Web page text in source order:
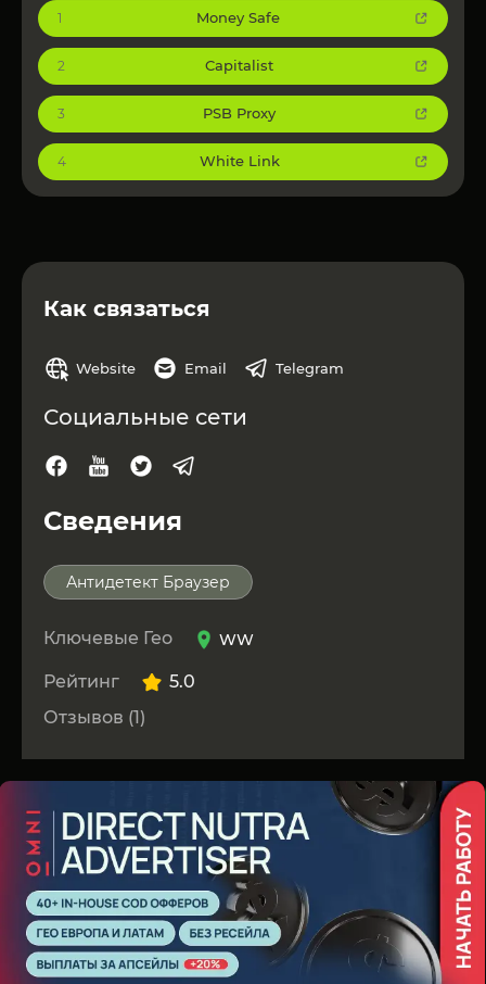
1 Money Safe
2 Capitalist
3 PSB Proxy
4 White Link
Как связаться
Website Email Telegram
Социальные сети
Сведения
Антидетект Браузер
Ключевые Гео WW
Рейтинг
5.0
Отзывов (1)